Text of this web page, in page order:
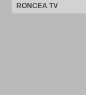
RONCEA TV